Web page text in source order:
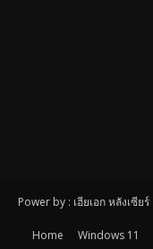
Power by : เฮียเอก หลังเซียร์
Home Windows 11